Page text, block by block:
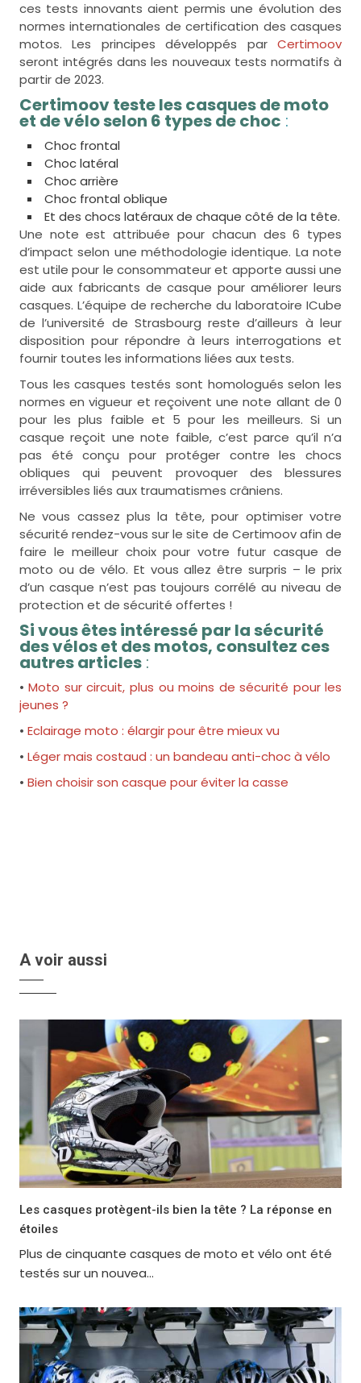
ces tests innovants aient permis une évolution des
normes internationales de certification des casques
motos. Les principes développés parCertimoov
seront intégrés dans les nouveaux tests normatifs à
partir de 2023.
Certimoov teste les casques de moto
et de vélo selon 6 types de choc :
Choc frontal
Choc latéral
Choc arrière
Choc frontal oblique
Et des chocs latéraux de chaque côté de la tête.
Une note est attribuée pour chacun des 6 types
d’impact selon une méthodologie identique. La note
est utile pour le consommateur et apporte aussi une
aide aux fabricants de casque pour améliorer leurs
casques. L’équipe de recherche du laboratoire ICube
de l’université de Strasbourg reste d’ailleurs à leur
disposition pour répondre à leurs interrogations et
fournir toutes les informations liées aux tests.
Tous les casques testés sont homologués selon les
normes en vigueur et reçoivent une note allant de 0
pour les plus faible et 5 pour les meilleurs. Si un
casque reçoit une note faible, c’est parce qu’il n’a
pas été conçu pour protéger contre les chocs
obliques qui peuvent provoquer des blessures
irréversibles liés aux traumatismes crâniens.
Ne vous cassez plus la tête, pour optimiser votre
sécurité rendez-vous sur le site de Certimoov afin de
faire le meilleur choix pour votre futur casque de
moto ou de vélo. Et vous allez être surpris – le prix
d’un casque n’est pas toujours corrélé au niveau de
protection et de sécurité offertes !
Si vous êtes intéressé par la sécurité
des vélos et des motos, consultez ces
autres articles:
•Moto sur circuit, plus ou moins de sécurité pour les
jeunes ?
• Eclairage moto : élargir pour être mieux vu
• Léger mais costaud : un bandeau anti-choc à vélo
• Bien choisir son casque pour éviter la casse
A voir aussi
Les casques protègent-ils bien la tête ? La réponse en
étoiles
Plus de cinquante casques de moto et vélo ont été
testés sur un nouvea...